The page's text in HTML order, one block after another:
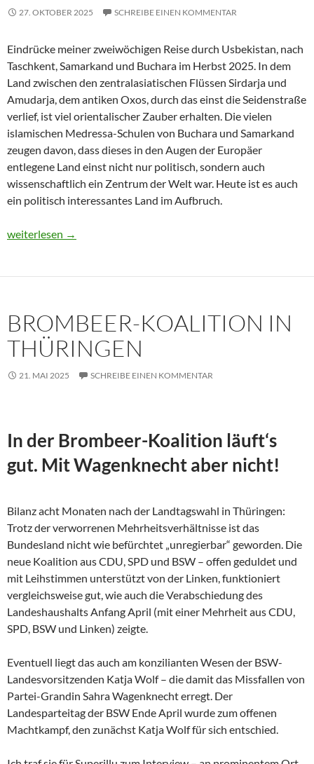
27. OKTOBER 2025 SCHREIBE EINEN KOMMENTAR
Eindrücke meiner zweiwöchigen Reise durch Usbekistan, nach
Taschkent, Samarkand und Buchara im Herbst 2025. In dem
Land zwischen den zentralasiatischen Flüssen Sirdarja und
Amudarja, dem antiken Oxos, durch das einst die Seidenstraße
verlief, ist viel orientalischer Zauber erhalten. Die vielen
islamischen Medressa-Schulen von Buchara und Samarkand
zeugen davon, dass dieses in den Augen der Europäer
entlegene Land einst nicht nur politisch, sondern auch
wissenschaftlich ein Zentrum der Welt war. Heute ist es auch
ein politisch interessantes Land im Aufbruch.
Usbekistan 2025: Unterwegs in einem Land im Aufbruch
weiterlesen →
BROMBEER-KOALITION IN
THÜRINGEN
21. MAI 2025 SCHREIBE EINEN KOMMENTAR
In der Brombeer-Koalition läuft‘s
gut. Mit Wagenknecht aber nicht!
Bilanz acht Monaten nach der Landtagswahl in Thüringen:
Trotz der verworrenen Mehrheitsverhältnisse ist das
Bundesland nicht wie befürchtet „unregierbar“ geworden. Die
neue Koalition aus CDU, SPD und BSW – offen geduldet und
mit Leihstimmen unterstützt von der Linken, funktioniert
vergleichsweise gut, wie auch die Verabschiedung des
Landeshaushalts Anfang April (mit einer Mehrheit aus CDU,
SPD, BSW und Linken) zeigte.
Eventuell liegt das auch am konzilianten Wesen der BSW-
Landesvorsitzenden Katja Wolf – die damit das Missfallen von
Partei-Grandin Sahra Wagenknecht erregt. Der
Landesparteitag der BSW Ende April wurde zum offenen
Machtkampf, den zunächst Katja Wolf für sich entschied.